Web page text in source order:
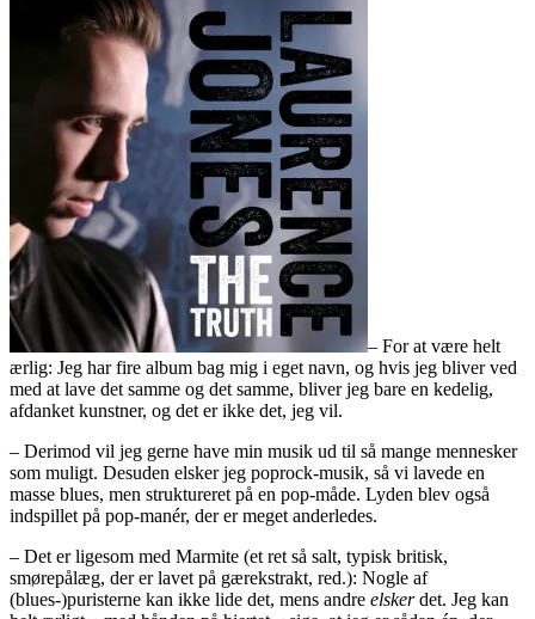
– For at være helt
ærlig: Jeg har fire album bag mig i eget navn, og hvis jeg bliver ved
med at lave det samme og det samme, bliver jeg bare en kedelig,
afdanket kunstner, og det er ikke det, jeg vil.
– Derimod vil jeg gerne have min musik ud til så mange mennesker
som muligt. Desuden elsker jeg poprock-musik, så vi lavede en
masse blues, men struktureret på en pop-måde. Lyden blev også
indspillet på pop-manér, der er meget anderledes.
– Det er ligesom med Marmite (et ret så salt, typisk britisk,
smørepålæg, der er lavet på gærekstrakt, red.): Nogle af
(blues-)puristerne kan ikke lide det, mens andre elskerdet. Jeg kan